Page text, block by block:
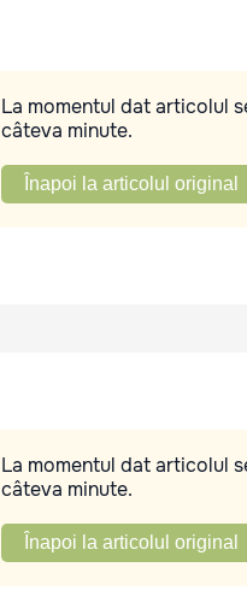
La momentul dat articolul
câteva minute.
Înapoi la articolul original
La momentul dat articolul
câteva minute.
Înapoi la articolul original